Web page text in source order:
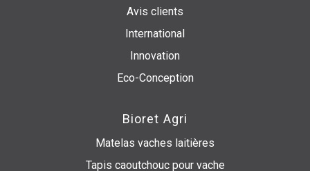
Avis clients
International
Innovation
Eco-Conception
Bioret Agri
Matelas vaches laitières
Tapis caoutchouc pour vache